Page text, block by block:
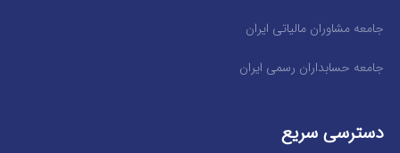
جامعه مشاوران مالیاتی ایران
جامعه حسابداران رسمی ایران
دسترسی سریع